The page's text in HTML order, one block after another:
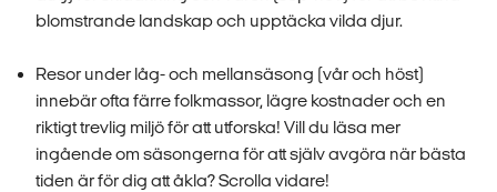
blomstrande landskap och upptäcka vilda djur.
Resor under låg- och mellansäsong (vår och höst)
innebär ofta färre folkmassor, lägre kostnader och en
riktigt trevlig miljö för att utforska! Vill du läsa mer
ingående om säsongerna för att själv avgöra när bästa
tiden är för dig att åkla? Scrolla vidare!